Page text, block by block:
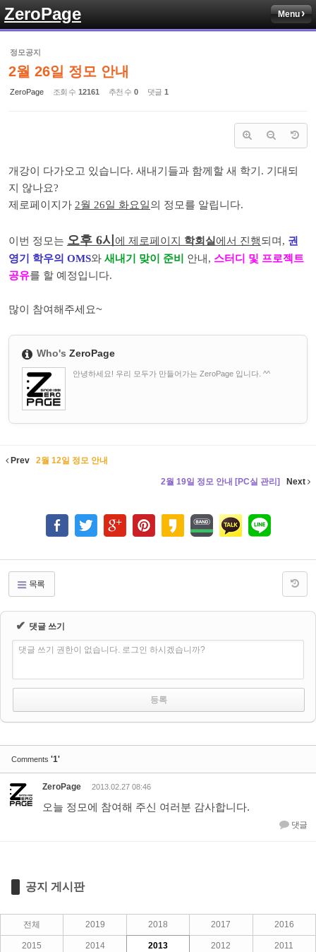
ZeroPage Menu
정모공지
2월 26일 정모 안내
ZeroPage 조회 수 12161 추천 수 0 댓글 1
개강이 다가오고 있습니다. 새내기들과 함께할 새 학기. 기대되
지 않나요?
제로페이지가 2월 26일 화요일의 정모를 알립니다.
이번 정모는 오후 6시 에 제로페이지 학회실 에서 진행되며, 권
영기 학우의 OMS와 새내기 맞이 준비 안내, 스터디 및 프로젝트
공유를 할 예정입니다.
많이 참여해주세요~
Who'sZeroPage
안녕하세요! 우리 모두가 만들어가는 ZeroPage 입니다. ^^
Prev 2월 12일 정모 안내
2월 19일 정모 안내 [PC실 관리] Next
목록
✔ 댓글 쓰기
댓글 쓰기 권한이 없습니다. 로그인 하시겠습니까?
Comments '1'
ZeroPage 2013.02.27 08:46
오늘 정모에 참여해 주신 여러분 감사합니다.
댓글
공지 게시판
전체 2019 2018 2017 2016
2015 2014 2013 2012 2011
Sketchbook5, 스케치북5
Sketchbook5, 스케치북5